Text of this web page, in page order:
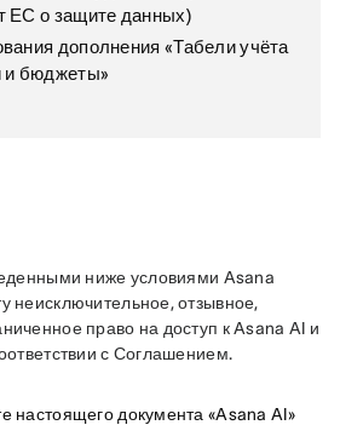
ЕС о защите данных)
дополнения «Табели учёта
и бюджеты»
ниже условиями Asana
неисключительное, отзывное,
право на доступ к Asana AI и
с Соглашением.
настоящего документа «Asana AI»